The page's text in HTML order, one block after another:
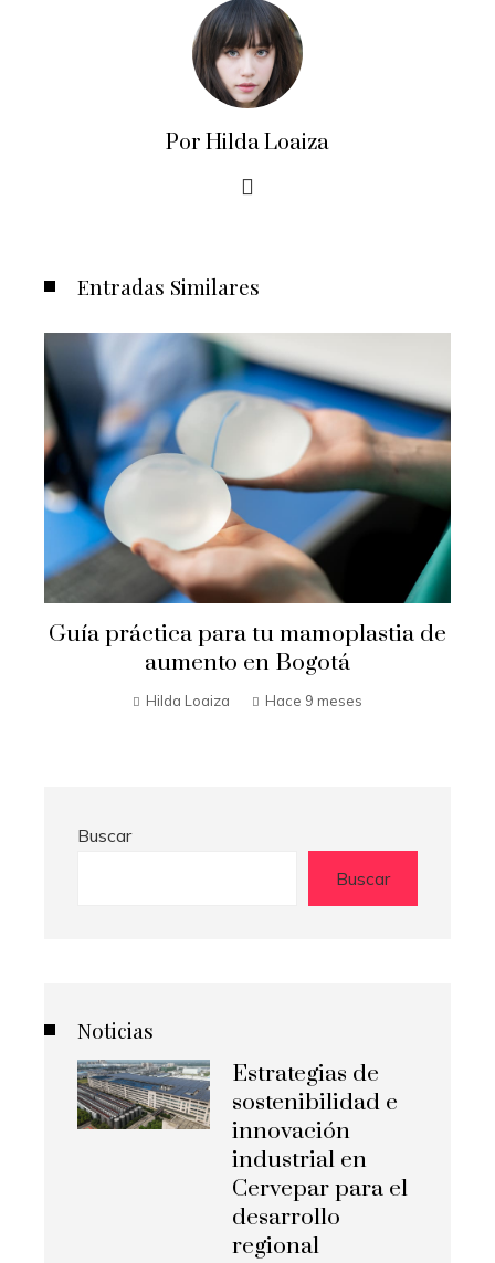
Por Hilda Loaiza
Entradas Similares
Por qué la enfermería en Panamá es
una carrera con alto potencial
Hilda Loaiza Hace 9 meses
Buscar
Buscar
Noticias
Estrategias de
sostenibilidad e
innovación
industrial en
Cervepar para el
desarrollo
regional